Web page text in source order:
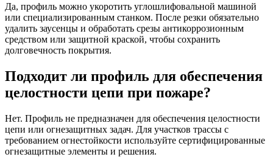
Да, профиль можно укоротить углошлифовальной машиной
или специализированным станком. После резки обязательно
удалить заусенцы и обработать срезы антикоррозионным
средством или защитной краской, чтобы сохранить
долговечность покрытия.
Подходит ли профиль для обеспечения
целостности цепи при пожаре?
Нет. Профиль не предназначен для обеспечения целостности
цепи или огнезащитных задач. Для участков трассы с
требованием огнестойкости используйте сертифицированные
огнезащитные элементы и решения.